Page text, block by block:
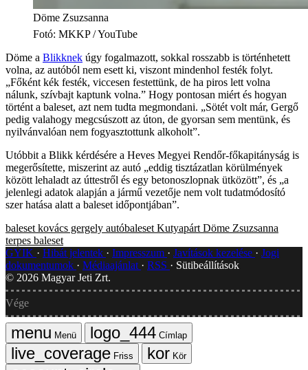
Döme Zsuzsanna
Fotó: MKKP / YouTube
Döme a Blikknek úgy fogalmazott, sokkal rosszabb is történhetett
volna, az autóból nem esett ki, viszont mindenhol festék folyt.
„Főként kék festék, viccesen festettünk, de ha piros lett volna
nálunk, szívbajt kaptunk volna.” Hogy pontosan miért és hogyan
történt a baleset, azt nem tudta megmondani. „Sötét volt már, Gergő
pedig valahogy megcsúszott az úton, de gyorsan sem mentünk, és
nyilvánvalóan nem fogyasztottunk alkoholt”.
Utóbbit a Blikk kérdésére a Heves Megyei Rendőr-főkapitányság is
megerősítette, miszerint az autó „eddig tisztázatlan körülmények
között lehaladt az úttestről és egy betonoszlopnak ütközött”, és „a
jelenlegi adatok alapján a jármű vezetője nem volt tudatmódosító
szer hatása alatt a baleset időpontjában”.
baleset kovács gergely autóbaleset Kutyapárt Döme Zsuzsanna
terpes baleset
GYIK
Hibát jelentek Impresszum Javítások kezelése
Jogi
dokumentumok
Médiaajánlat RSS
Sütibeállítások
© 2026 Magyar Jeti Zrt.
Vége
Menü
Címlap
Friss
Kör